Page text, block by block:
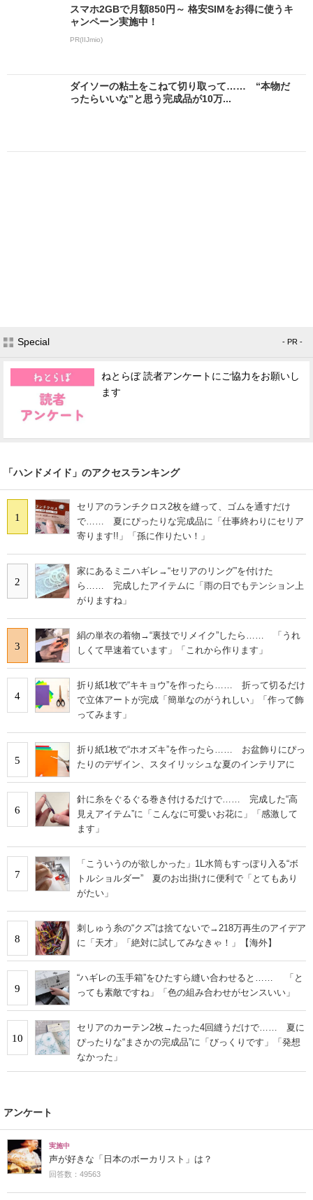
スマホ2GBで月額850円～ 格安SIMをお得に使うキ
ャンペーン実施中！
PR(IIJmio)
ダイソーの粘土をこねて切り取って…… “本物だ
ったらいいな”と思う完成品が10万...
Special - PR -
ねとらぼ 読者アンケートにご協力をお願いし
ます
「ハンドメイド」のアクセスランキング
1
セリアのランチクロス2枚を縫って、ゴムを通すだけ
で…… 夏にぴったりな完成品に「仕事終わりにセリア
寄ります!!」「孫に作りたい！」
2
家にあるミニハギレ→“セリアのリング”を付けた
ら…… 完成したアイテムに「雨の日でもテンション上
がりますね」
3
絹の単衣の着物→“裏技でリメイク”したら…… 「うれ
しくて早速着ています」「これから作ります」
4
折り紙1枚で“キキョウ”を作ったら…… 折って切るだけ
で立体アートが完成「簡単なのがうれしい」「作って飾
ってみます」
5
折り紙1枚で“ホオズキ”を作ったら…… お盆飾りにぴっ
たりのデザイン、スタイリッシュな夏のインテリアに
6
針に糸をぐるぐる巻き付けるだけで…… 完成した“高
見えアイテム”に「こんなに可愛いお花に」「感激して
ます」
7
「こういうのが欲しかった」1L水筒もすっぽり入る“ボ
トルショルダー” 夏のお出掛けに便利で「とてもあり
がたい」
8
刺しゅう糸の“クズ”は捨てないで→218万再生のアイデア
に「天才」「絶対に試してみなきゃ！」【海外】
9
“ハギレの玉手箱”をひたすら縫い合わせると…… 「と
っても素敵ですね」「色の組み合わせがセンスいい」
10
セリアのカーテン2枚→たった4回縫うだけで…… 夏に
ぴったりな“まさかの完成品”に「びっくりです」「発想
なかった」
アンケート
実施中
声が好きな「日本のボーカリスト」は？
回答数：49563